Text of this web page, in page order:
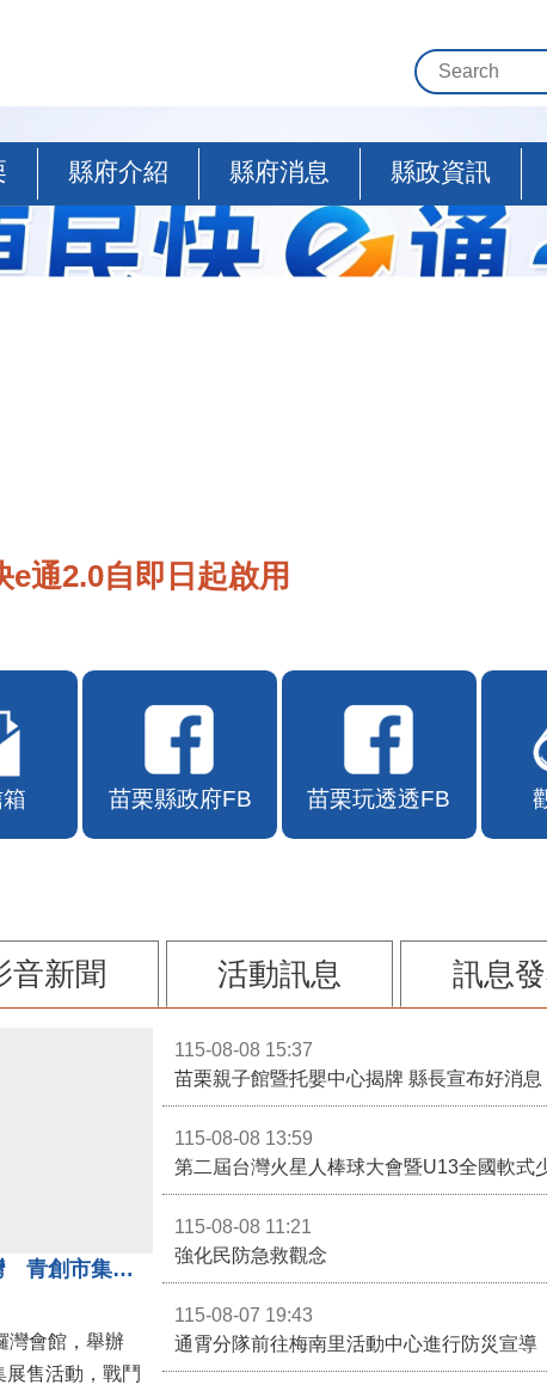
縣府介紹 縣府消息 縣政資訊
e通2.0自即日起啟用
苗栗縣政府FB 苗栗玩透透FB
音新聞 活動訊息 訊息
3對3戰鬥陀螺團體賽決戰銅鑼灣 青創市集展售為父親節增添繽紛
灣會館，舉辦
展售活動，戰鬥
115-08-08 15:37
苗栗親子館暨托嬰中心揭牌 縣長宣布好消
115-08-08 13:59
第二屆台灣火星人棒球大會暨U13全國軟式
115-08-08 11:21
強化民防急救觀念
115-08-07 19:43
通霄分隊前往梅南里活動中心進行防災宣導